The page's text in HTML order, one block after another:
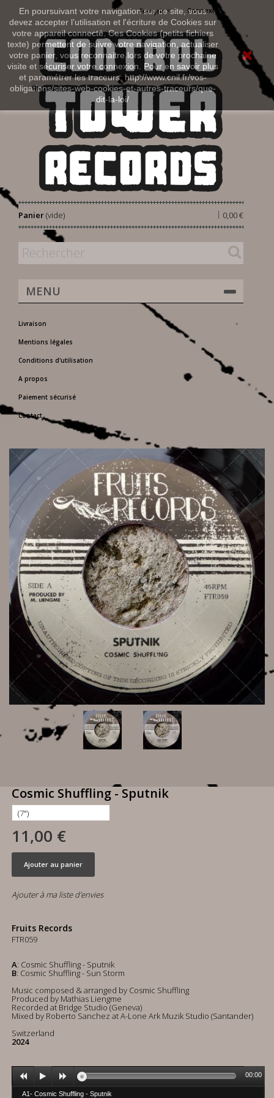
En poursuivant votre navigation sur ce site, vous
devez accepter l’utilisation et l'écriture de Cookies sur
votre appareil connecté. Ces Cookies (petits fichiers
texte) permettent de suivre votre navigation, actualiser
votre panier, vous reconnaitre lors de votre prochaine
visite et sécuriser votre connexion. Pour en savoir plus
et paramétrer les traceurs: http://www.cnil.fr/vos-
obligations/sites-web-cookies-et-autres-traceurs/que-
dit-la-loi/
Connexion
Français
Panier 0,00 €
|
(vide)
MENU
Livraison
Mentions légales
Conditions d'utilisation
A propos
Paiement sécurisé
Contact
Cosmic Shuffling - Sputnik
11,00 €
Ajouter au panier
Ajouter à ma liste d'envies
Fruits Records
FTR059
A: Cosmic Shuffling - Sputnik
B: Cosmic Shuffling - Sun Storm
Music composed & arranged by Cosmic Shuffling
Produced by Mathias Liengme
Recorded at Bridge Studio (Geneva)
Mixed by Roberto Sanchez at A-Lone Ark Muzik Studio (Santander)
Switzerland
2024
A1- Cosmic Shuffling - Sputnik
00:00